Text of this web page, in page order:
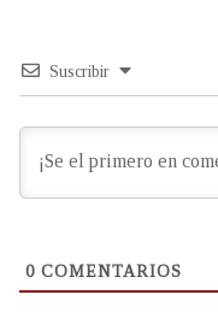
Suscribir
0 COMENTARIOS